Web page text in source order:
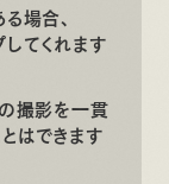
場合、
てくれます
撮影を一貫
はできます